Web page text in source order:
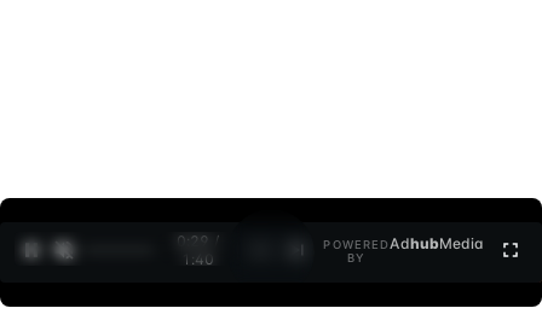
0:30 /
1:40
POWERED
BY
AdhubMedia